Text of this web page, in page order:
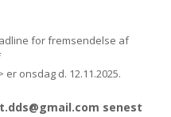
for fremsendelse af
er onsdag d. 12.11.2025.
senest